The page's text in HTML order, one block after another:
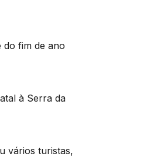
do fim de ano
à Serra da
vários turistas,